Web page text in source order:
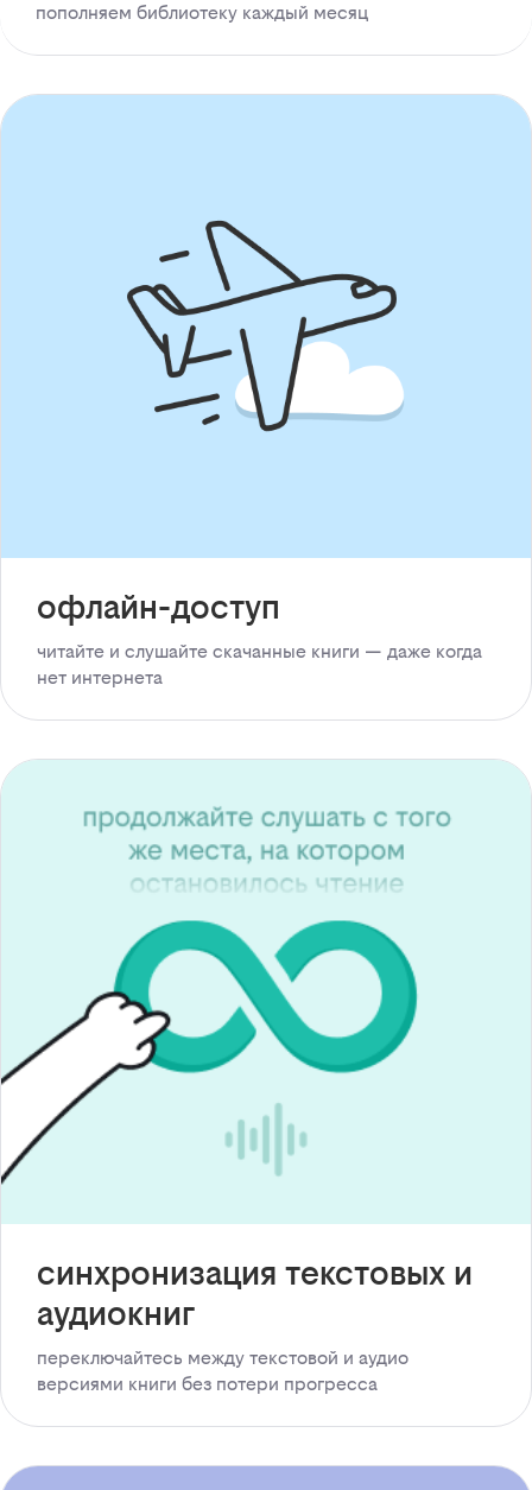
пополняем библиотеку каждый месяц
офлайн-доступ
читайте и слушайте скачанные книги — даже когда
нет интернета
синхронизация текстовых и
аудиокниг
переключайтесь между текстовой и аудио
версиями книги без потери прогресса